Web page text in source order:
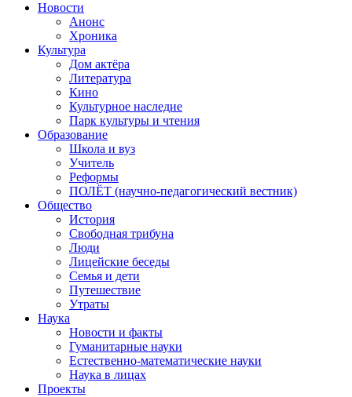
Новости
Анонс
Хроника
Культура
Дом актёра
Литература
Кино
Культурное наследие
Парк культуры и чтения
Образование
Школа и вуз
Учитель
Реформы
ПОЛЁТ (научно-педагогический вестник)
Общество
История
Свободная трибуна
Люди
Лицейские беседы
Семья и дети
Путешествие
Утраты
Наука
Новости и факты
Гуманитарные науки
Естественно-математические науки
Наука в лицах
Проекты